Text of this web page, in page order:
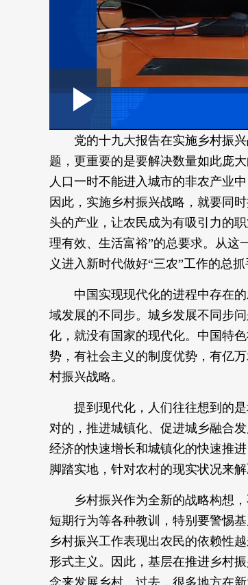
Play
Video
0.32%
--:--
党的十九大报告在实施乡村振
题，更重要的是要解决数量如此庞
人口一时不能进入城市的非农产业
因此，实施乡村振兴战略，就要同
头的产业，让农民成为有吸引力的
理有效、生活富裕”的总要求。从这
义进入新时代做好“三农”工作的总抓
中国实现现代化的进程中存在
域发展的不同步。城乡发展不同步
化，就没有国家的现代化。中国特
势，有社会主义的制度优势，有亿
村振兴战略。
提到现代化，人们往往想到的
对的，推进城镇化、促进城乡融合
经济的快速增长和城镇化的快速推
脚踏实地，针对农村的现实状况来解
乡村振兴作为全新的战略构想
短期行为等各种教训，特别要警惕
乡村振兴工作表现出农民的依赖性
形式主义。因此，基层在推进乡村
念来发展乡村。过去，很多地方在